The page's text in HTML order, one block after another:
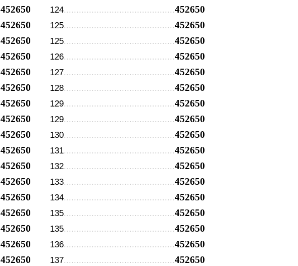
452650
452650
452650
452650
452650
452650
452650
452650
452650
452650
452650
452650
452650
452650
452650
452650
452650
124 452650
125 452650
125 452650
126 452650
127 452650
128 452650
129 452650
129 452650
130 452650
131 452650
132 452650
133 452650
134 452650
135 452650
135 452650
136 452650
137 452650